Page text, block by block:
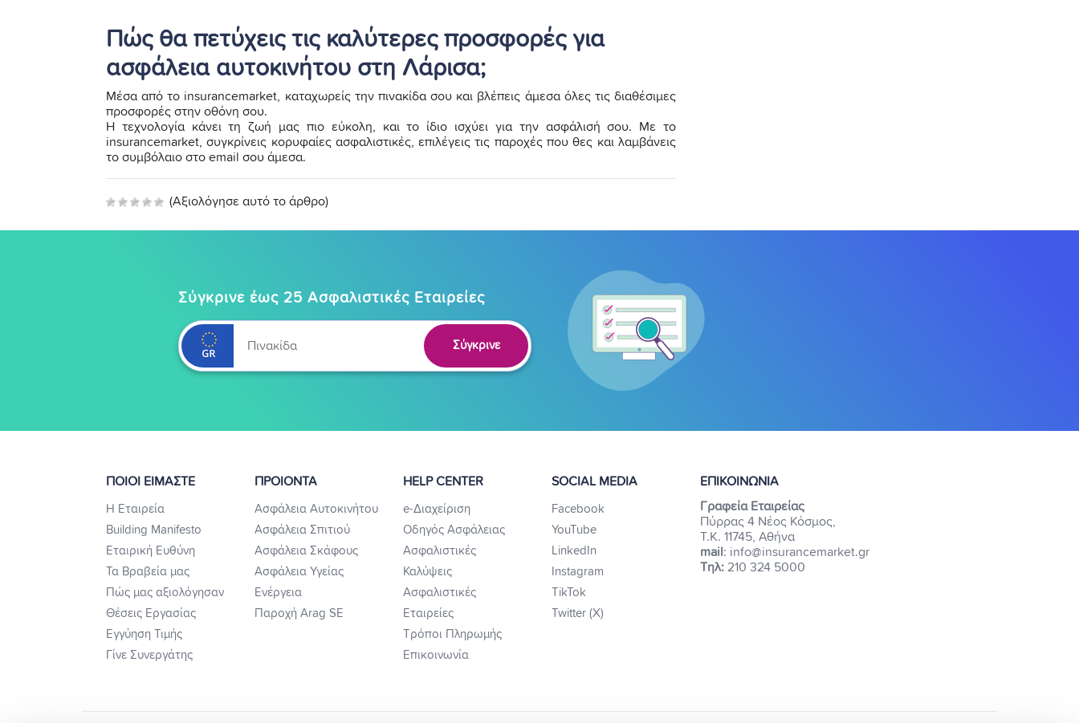
Πώς θα πετύχεις τις καλύτερες προσφορές για
ασφάλεια αυτοκινήτου στη Λάρισα;
Μέσα από το insurancemarket, καταχωρείς την πινακίδα σου και βλέπεις άμεσα όλες τις διαθέσιμες
προσφορές στην οθόνη σου.
Η τεχνολογία κάνει τη ζωή μας πιο εύκολη, και το ίδιο ισχύει για την ασφάλισή σου. Με το
insurancemarket, συγκρίνεις κορυφαίες ασφαλιστικές, επιλέγεις τις παροχές που θες και λαμβάνεις
το συμβόλαιο στο email σου άμεσα.
(Αξιολόγησε αυτό το άρθρο)
Σύγκρινε έως 25 Ασφαλιστικές Εταιρείες
Σύγκρινε
ΠΟΙΟΙ ΕΙΜΑΣΤΕ
Η Εταιρεία
Building Manifesto
Εταιρική Ευθύνη
Τα Βραβεία μας
Πώς μας αξιολόγησαν
Θέσεις Εργασίας
Εγγύηση Τιμής
Γίνε Συνεργάτης
ΠΡΟΙΟΝΤΑ
Ασφάλεια Αυτοκινήτου
Ασφάλεια Σπιτιού
Ασφάλεια Σκάφους
Ασφάλεια Υγείας
Ενέργεια
Παροχή Arag SE
HELP CENTER
e-Διαχείριση
Οδηγός Ασφάλειας
Ασφαλιστικές
Καλύψεις
Ασφαλιστικές
Εταιρείες
Τρόποι Πληρωμής
Επικοινωνία
SOCIAL MEDIA
Facebook
YouTube
LinkedIn
Instagram
TikTok
Twitter (X)
ΕΠΙΚΟΙΝΩΝΙΑ
Γραφεία Εταιρείας
Πύρρας 4 Νέος Κόσμος,
Τ.Κ. 11745, Αθήνα
mail : info@insurancemarket.gr
Τηλ: 210 324 5000